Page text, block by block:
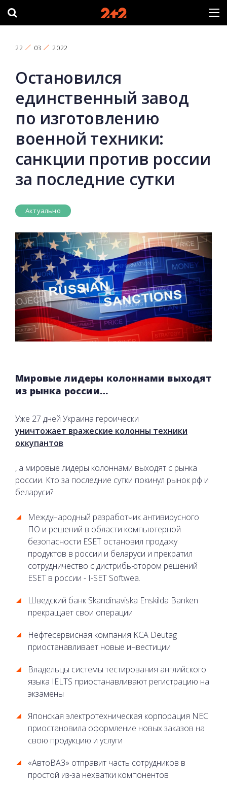
22 03 2022
Остановился
единственный завод
по изготовлению
военной техники:
санкции против россии
за последние сутки
Актуально
Мировые лидеры колоннами выходят
из рынка россии…
Уже 27 дней Украина героически
уничтожает вражеские колонны техники
оккупантов
, а мировые лидеры колоннами выходят с рынка
россии. Кто за последние сутки покинул рынок рф и
беларуси?
Международный разработчик антивирусного
ПО и решений в области компьютерной
безопасности ESET остановил продажу
продуктов в россии и беларуси и прекратил
сотрудничество с дистрибьютором решений
ESET в россии - I-SET Softwea.
Шведский банк Skandinaviska Enskilda Banken
прекращает свои операции
Нефтесервисная компания KCA Deutag
приостанавливает новые инвестиции
Владельцы системы тестирования английского
языка IELTS приостанавливают регистрацию на
экзамены
Японская электротехническая корпорация NEC
приостановила оформление новых заказов на
свою продукцию и услуги
«АвтоВАЗ» отправит часть сотрудников в
простой из-за нехватки компонентов